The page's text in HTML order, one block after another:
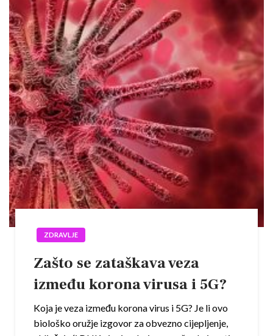
ZDRAVLJE
Zašto se zataškava veza
između korona virusa i 5G?
Koja je veza između korona virus i 5G? Je li ovo
biološko oružje izgovor za obvezno cijepljenje,